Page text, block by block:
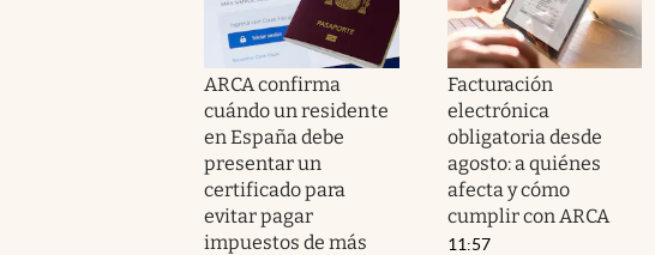
ARCA confirma
cuándo un residente
en España debe
presentar un
certificado para
evitar pagar
impuestos de más
Facturación
electrónica
obligatoria desde
agosto: a quiénes
afecta y cómo
cumplir con ARCA
11:57